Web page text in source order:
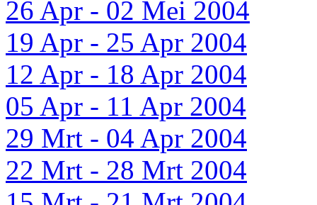
26 Apr - 02 Mei 2004
19 Apr - 25 Apr 2004
12 Apr - 18 Apr 2004
05 Apr - 11 Apr 2004
29 Mrt - 04 Apr 2004
22 Mrt - 28 Mrt 2004